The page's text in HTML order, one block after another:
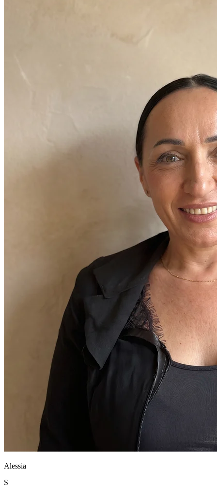
Alessia
S